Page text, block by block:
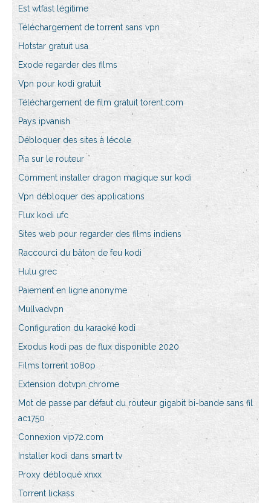
Est wtfast légitime
Téléchargement de torrent sans vpn
Hotstar gratuit usa
Exode regarder des films
Vpn pour kodi gratuit
Téléchargement de film gratuit torent.com
Pays ipvanish
Débloquer des sites à lécole
Pia sur le routeur
Comment installer dragon magique sur kodi
Vpn débloquer des applications
Flux kodi ufc
Sites web pour regarder des films indiens
Raccourci du bâton de feu kodi
Hulu grec
Paiement en ligne anonyme
Mullvadvpn
Configuration du karaoké kodi
Exodus kodi pas de flux disponible 2020
Films torrent 1080p
Extension dotvpn chrome
Mot de passe par défaut du routeur gigabit bi-bande sans fil
ac1750
Connexion vip72.com
Installer kodi dans smart tv
Proxy débloqué xnxx
Torrent lickass